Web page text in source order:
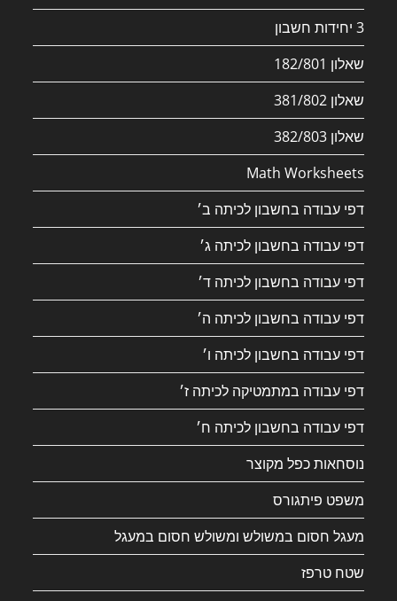
3 יחידות חשבון
שאלון 182/801
שאלון 381/802
שאלון 382/803
Math Worksheets
דפי עבודה בחשבון לכיתה ב׳
דפי עבודה בחשבון לכיתה ג׳
דפי עבודה בחשבון לכיתה ד׳
דפי עבודה בחשבון לכיתה ה׳
דפי עבודה בחשבון לכיתה ו׳
דפי עבודה במתמטיקה לכיתה ז׳
דפי עבודה בחשבון לכיתה ח׳
נוסחאות כפל מקוצר
משפט פיתגורס
מעגל חסום במשולש ומשולש חסום במעגל
שטח טרפז